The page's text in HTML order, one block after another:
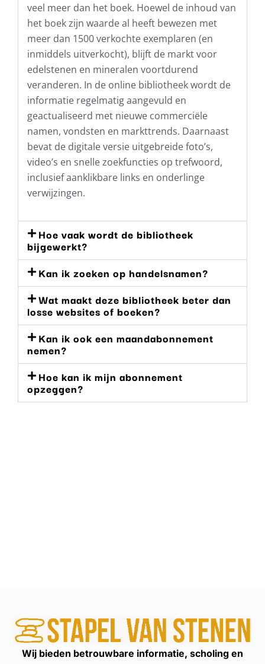
veel meer dan het boek. Hoewel de inhoud van
het boek zijn waarde al heeft bewezen met
meer dan 1500 verkochte exemplaren (en
inmiddels uitverkocht), blijft de markt voor
edelstenen en mineralen voortdurend
veranderen. In de online bibliotheek wordt de
informatie regelmatig aangevuld en
geactualiseerd met nieuwe commerciële
namen, vondsten en markttrends. Daarnaast
bevat de digitale versie uitgebreide foto’s,
video’s en snelle zoekfuncties op trefwoord,
inclusief aanklikbare links en onderlinge
verwijzingen.
Hoe vaak wordt de bibliotheek
bijgewerkt?
Kan ik zoeken op handelsnamen?
Wat maakt deze bibliotheek beter dan
losse websites of boeken?
Kan ik ook een maandabonnement
nemen?
Hoe kan ik mijn abonnement
opzeggen?
Wij bieden betrouwbare informatie, scholing en